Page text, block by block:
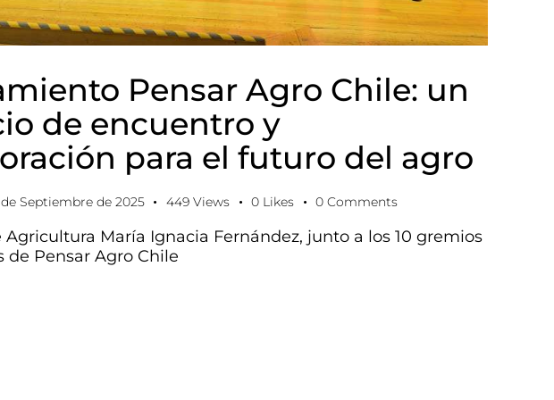
Pensar Agro Chile: un
de encuentro y
para el futuro del agro
Septiembre de 2025 449 Views 0 Likes 0 Comments
Agricultura María Ignacia Fernández, junto a los 10 gremios
de Pensar Agro Chile